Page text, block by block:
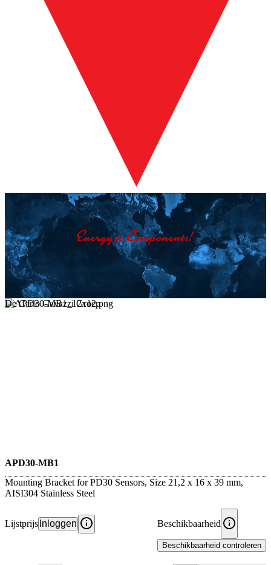
De Carlo Gavazzi Groep
APD30-MB1
Mounting Bracket for PD30 Sensors, Size 21,2 x 16 x 39 mm,
AISI304 Stainless Steel
Lijstprijs Inloggen Beschikbaarheid
Beschikbaarheid controleren